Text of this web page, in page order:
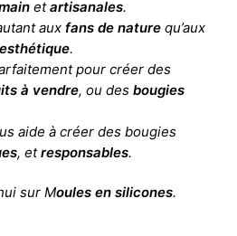
etartisanales.
aux fans de nature qu’aux
.
pour créer des
à vendre, ou des bougies
aide à créer des bougies
, etresponsables.
sur Moules en silicones.